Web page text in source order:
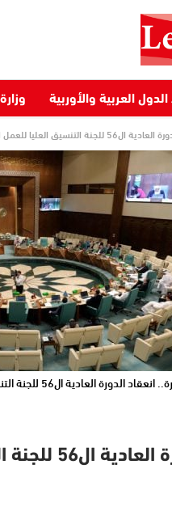
العربية والأوربية
العليا للعمل العربي المشترك
الدورة العادية ال56 للجنة التنسيق العليا للعمل العربي المشترك
القاهرة..